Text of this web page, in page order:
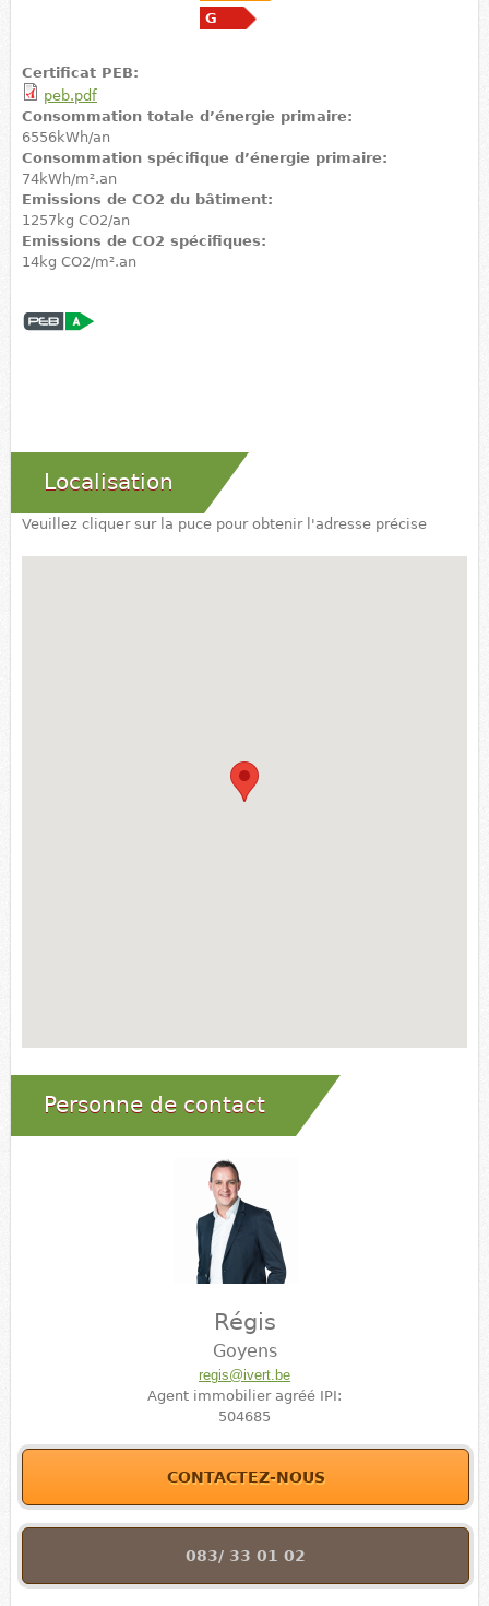
G
Certificat PEB:
peb.pdf
Consommation totale d’énergie primaire:
6556kWh/an
Consommation spécifique d’énergie primaire:
74kWh/m².an
Emissions de CO2 du bâtiment:
1257kg CO2/an
Emissions de CO2 spécifiques:
14kg CO2/m².an
Localisation
Veuillez cliquer sur la puce pour obtenir l'adresse précise
Personne de contact
Régis
Goyens
regis@ivert.be
Agent immobilier agréé IPI:
504685
CONTACTEZ-NOUS
083/ 33 01 02